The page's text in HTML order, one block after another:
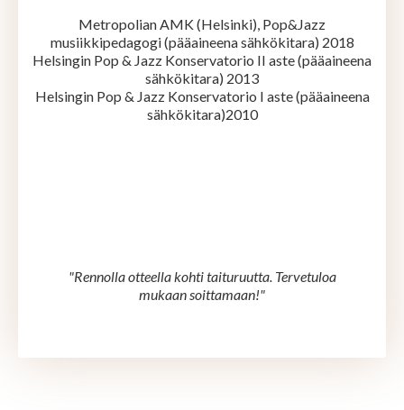
Metropolian AMK (Helsinki), Pop&Jazz
musiikkipedagogi (pääaineena sähkökitara) 2018
Helsingin Pop & Jazz Konservatorio II aste (pääaineena
sähkökitara) 2013
Helsingin Pop & Jazz Konservatorio I aste (pääaineena
sähkökitara)2010
"Rennolla otteella kohti taituruutta. Tervetuloa
mukaan soittamaan!"